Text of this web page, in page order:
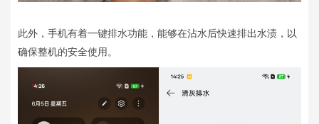
此外，手机有着一键排水功能，能够在沾水后快速排出水渍，以
确保整机的安全使用。